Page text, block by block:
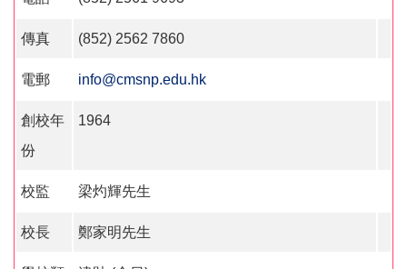
傳真 (852) 2562 7860
電郵 info@cmsnp.edu.hk
創校年
份
1964
校監 梁灼輝先生
校長 鄭家明先生